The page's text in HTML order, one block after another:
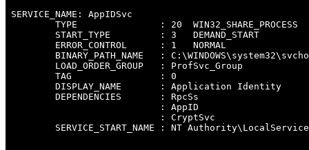
SERVICE_NAME: AppIDSvc
        TYPE               : 20  WIN32_SHARE_PROCESS
        START_TYPE         : 3   DEMAND_START
        ERROR_CONTROL      : 1   NORMAL
BINARY_PATH_NAME   :
        LOAD_ORDER_GROUP   : ProfSvc_Group
        TAG                : 0
        DISPLAY_NAME       : Application Identity
        DEPENDENCIES       : RpcSs
                           : AppID
                           : CryptSvc
        SERVICE_START_NAME : NT Authority\LocalService